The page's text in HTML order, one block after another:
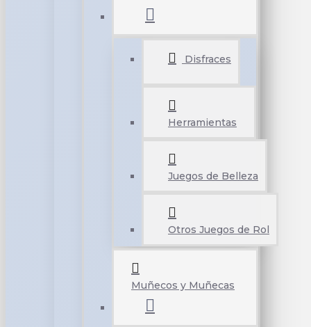
Disfraces
Herramientas
Juegos de Belleza
Otros Juegos de Rol
Muñecos y Muñecas